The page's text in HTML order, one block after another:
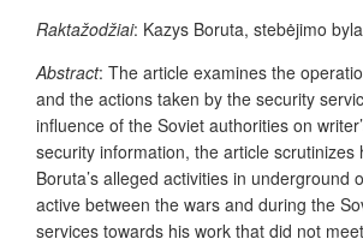
Raktažodžiai: Kazys Boruta, stebėjimo
Abstract: The article examines the
and the actions taken by the security
influence of the Soviet authorities on
security information, the article
Boruta’s alleged activities in
active between the wars and during the
services towards his work that did not